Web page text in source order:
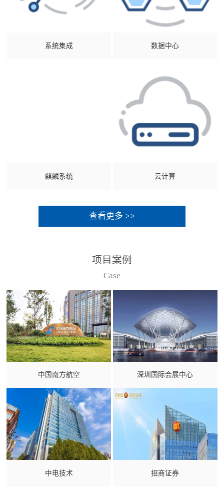
系统集成 数据中心
麒麟系统 云计算
查看更多 >>
项目案例
Case
中国南方航空 深圳国际会展中心
中电技术 招商证券